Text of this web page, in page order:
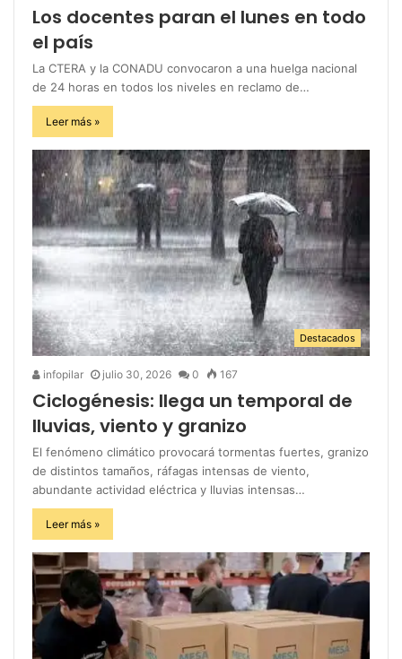
Los docentes paran el lunes en todo
el país
La CTERA y la CONADU convocaron a una huelga nacional
de 24 horas en todos los niveles en reclamo de…
Leer más »
Destacados
infopilar julio 30, 2026 0 167
Ciclogénesis: llega un temporal de
lluvias, viento y granizo
El fenómeno climático provocará tormentas fuertes, granizo
de distintos tamaños, ráfagas intensas de viento,
abundante actividad eléctrica y lluvias intensas…
Leer más »